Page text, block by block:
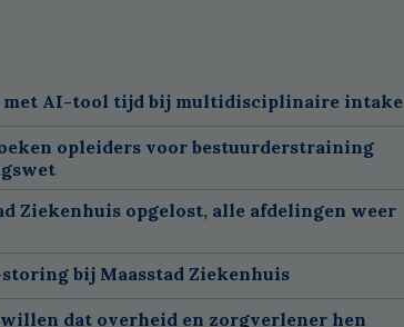
met AI-tool tijd bij multidisciplinaire intake
opleiders voor bestuurderstraining
Ziekenhuis opgelost, alle afdelingen weer
bij Maasstad Ziekenhuis
willen dat overheid en zorgverlener hen